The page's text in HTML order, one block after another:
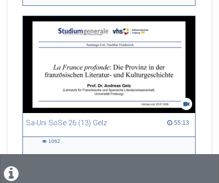
Sa-Uni SoSe 26 (13) Gelz 55:13
55:13 duration
1062